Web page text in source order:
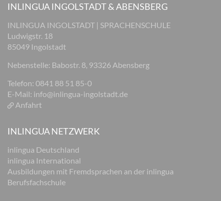
INLINGUA INGOLSTADT & ABENSBERG
INLINGUA INGOLSTADT | SPRACHENSCHULE
Ludwigstr. 18
85049 Ingolstadt
Nebenstelle: Babostr. 8, 93326 Abensberg
Telefon: 0841 88 51 85-0
E-Mail: info@inlingua-ingolstadt.de
Anfahrt
INLINGUA NETZWERK
inlingua Deutschland
inlingua International
Ausbildungen mit Fremdsprachen an der inlingua
Berufsfachschule